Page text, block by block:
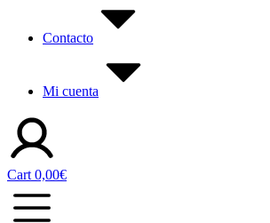
Contacto
Mi cuenta
Cart 0,00€